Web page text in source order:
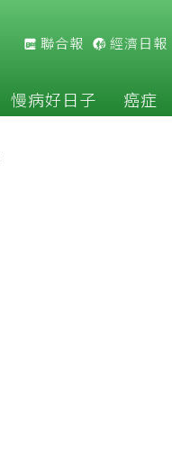
聯合報 經濟日報
慢病好日子 癌症